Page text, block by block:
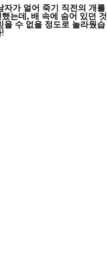
자가 얼어 죽기 직전의 개를
했는데, 배 속에 숨어 있던 것
을 수 없을 정도로 놀라웠습